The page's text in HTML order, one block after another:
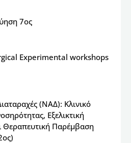
7ος
Experimental workshops
(ΝΑΔ): Κλινικό
Εξελικτική
Θεραπευτική Παρέμβαση